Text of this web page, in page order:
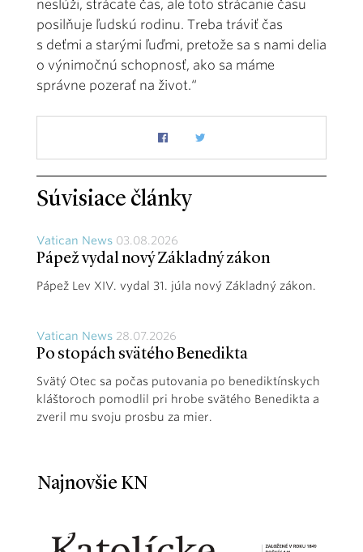
neslúži, strácate čas, ale toto strácanie času
posilňuje ľudskú rodinu. Treba tráviť čas
s deťmi a starými ľuďmi, pretože sa s nami delia
o výnimočnú schopnosť, ako sa máme
správne pozerať na život.“
Súvisiace články
Vatican News 03.08.2026
Pápež vydal nový Základný zákon
Pápež Lev XIV. vydal 31. júla nový Základný zákon.
Vatican News 28.07.2026
Po stopách svätého Benedikta
Svätý Otec sa počas putovania po benediktínskych
kláštoroch pomodlil pri hrobe svätého Benedikta a
zveril mu svoju prosbu za mier.
Najnovšie KN